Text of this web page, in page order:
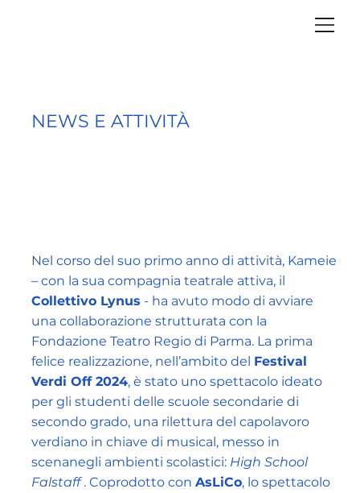
NEWS E ATTIVITÀ
Nel corso del suo primo anno di attività, Kameie
– con la sua compagnia teatrale attiva, il
Collettivo Lynus - ha avuto modo di avviare
una collaborazione strutturata con la
Fondazione Teatro Regio di Parma. La prima
felice realizzazione, nell’ambito del Festival
Verdi Off 2024, è stato uno spettacolo ideato
per gli studenti delle scuole secondarie di
secondo grado, una rilettura del capolavoro
verdiano in chiave di musical, messo in
scenanegli ambienti scolastici: High School
Falstaff. Coprodotto con AsLiCo, lo spettacolo